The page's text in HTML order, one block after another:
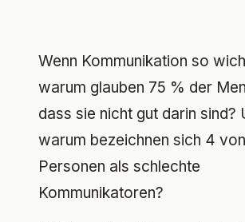
Wenn Kommunikation so
warum glauben 75 % der
dass sie nicht gut darin sind?
warum bezeichnen sich 4
Personen als schlechte
Kommunikatoren?